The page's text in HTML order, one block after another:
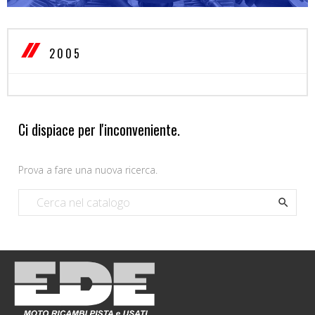
2005
Ci dispiace per l'inconveniente.
Prova a fare una nuova ricerca.
